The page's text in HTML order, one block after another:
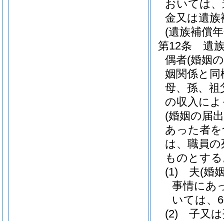
おいては
金又は遺
(遺族補償
第12条
遺
偶者(婚姻
姻関係と
母、孫、
の収入に
(婚姻の届
あった者
は、職員
ものとす
(1)
夫(婚
事情にあ
いては、
(2)
子又